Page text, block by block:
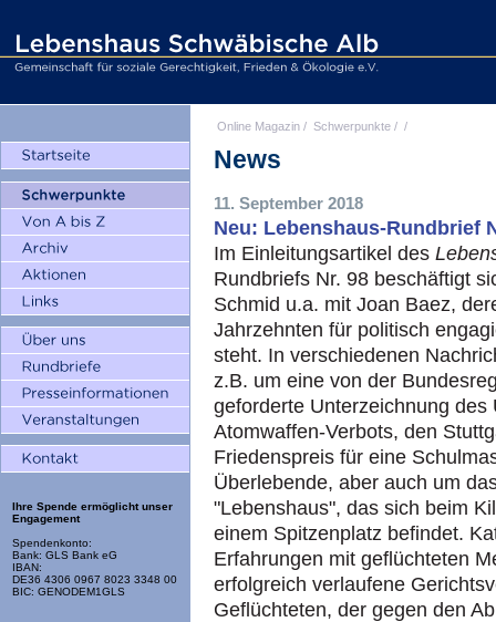
Ihre Spende ermöglicht unser
Engagement
Spendenkonto:
Bank: GLS Bank eG
IBAN:
DE36 4306 0967 8023 3348 00
BIC: GENODEM1GLS
Online Magazin / Schwerpunkte / /
News
11. September 2018
Neu: Lebenshaus-Rundbrief
Im Einleitungsartikel des
Rundbriefs Nr. 98 beschäftigt
Schmid u.a. mit Joan Baez,
Jahrzehnten für politisch
steht. In verschiedenen
z.B. um eine von der
geforderte Unterzeichnung des
Atomwaffen-Verbots, den
Friedenspreis für eine
Überlebende, aber auch um
"Lebenshaus", das sich beim
einem Spitzenplatz befindet.
Erfahrungen mit geflüchteten
erfolgreich verlaufene
Geflüchteten, der gegen den